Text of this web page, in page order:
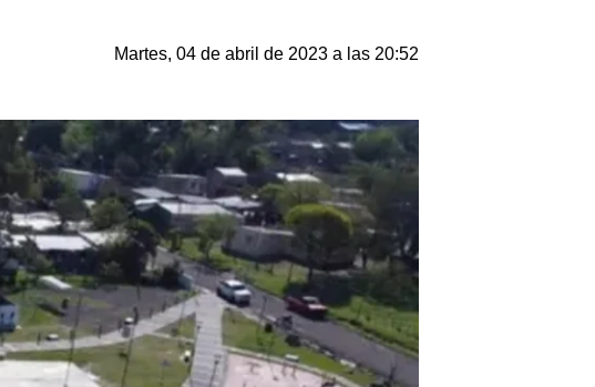
Martes, 04 de abril de 2023 a las 20:52